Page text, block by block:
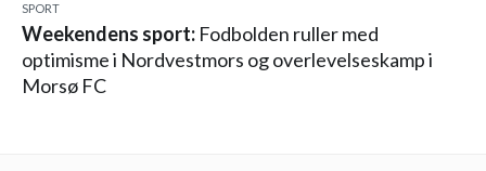
SPORT
Weekendens sport: Fodbolden ruller med
optimisme i Nordvestmors og overlevelseskamp i
Morsø FC